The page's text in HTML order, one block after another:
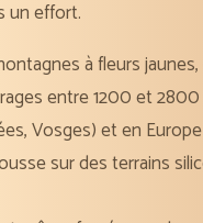
un effort.
àfleurs jaunes
entre1200et2800
Vosges) et en
sur desterrains